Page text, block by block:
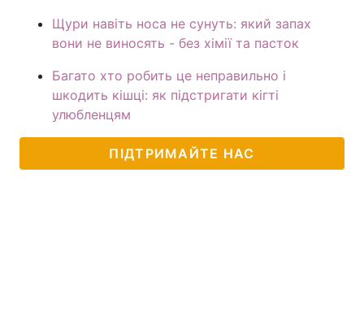
Щури навіть носа не сунуть: який запах
вони не виносять - без хімії та пасток
Багато хто робить це неправильно і
шкодить кішці: як підстригати кігті
улюбленцям
ПІДТРИМАЙТЕ НАС